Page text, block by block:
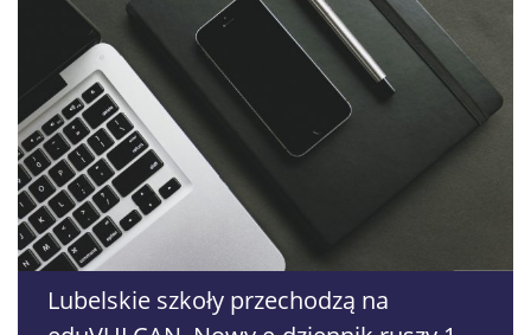
Lubelskie szkoły przechodzą na